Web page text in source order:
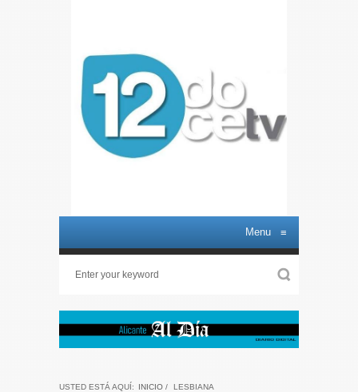
Menu ≡
USTED ESTÁ AQUÍ: INICIO / LESBIANA